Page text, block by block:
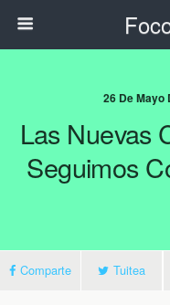
26 De Mayo
Las Nuevas
Seguimos
Comparte Tuitea